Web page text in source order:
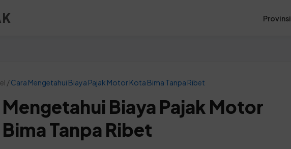
Provinsi
/Cara Mengetahui Biaya Pajak Motor Kota Bima Tanpa Ribet
Mengetahui Biaya Pajak Motor
Tanpa Ribet